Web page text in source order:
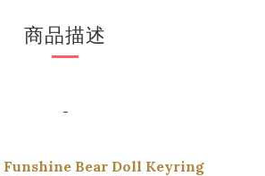
商品描述
-
Funshine Bear Doll Keyring